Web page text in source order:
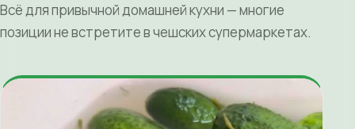
Всё для привычной домашней кухни — многие
позиции не встретите в чешских супермаркетах.